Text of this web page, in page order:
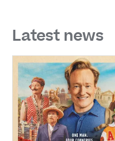
Latest news